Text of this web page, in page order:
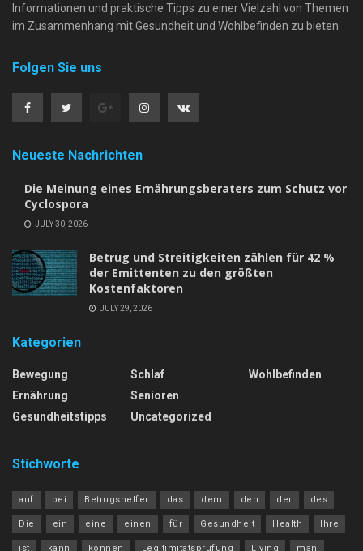
Informationen und praktische Tipps zu einer Vielzahl von Themen
im Zusammenhang mit Gesundheit und Wohlbefinden zu bieten.
Folgen Sie uns
Neueste Nachrichten
Die Meinung eines Ernährungsberaters zum Schutz vor
Cyclospora
JULY 30, 2026
Betrug und Streitigkeiten zählen für 42 %
der Emittenten zu den größten
Kostenfaktoren
JULY 29, 2026
Kategorien
Bewegung
Ernährung
Gesundheitstipps
Schlaf
Senioren
Uncategorized
Wohlbefinden
Stichworte
auf bei Betrugshelfer das dem den der des
Die ein eine einen für Gesundheit Health Ihre
ist kann können Legitimitätsprüfung Living man